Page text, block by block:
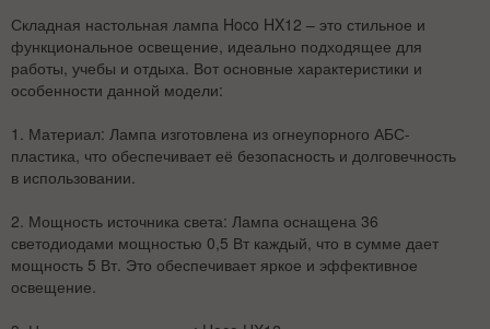
Складная настольная лампа Hoco HX12 – это стильное и
функциональное освещение, идеально подходящее для
работы, учебы и отдыха. Вот основные характеристики и
особенности данной модели:
1. Материал: Лампа изготовлена из огнеупорного АБС-
пластика, что обеспечивает её безопасность и долговечность
в использовании.
2. Мощность источника света: Лампа оснащена 36
светодиодами мощностью 0,5 Вт каждый, что в сумме дает
мощность 5 Вт. Это обеспечивает яркое и эффективное
освещение.